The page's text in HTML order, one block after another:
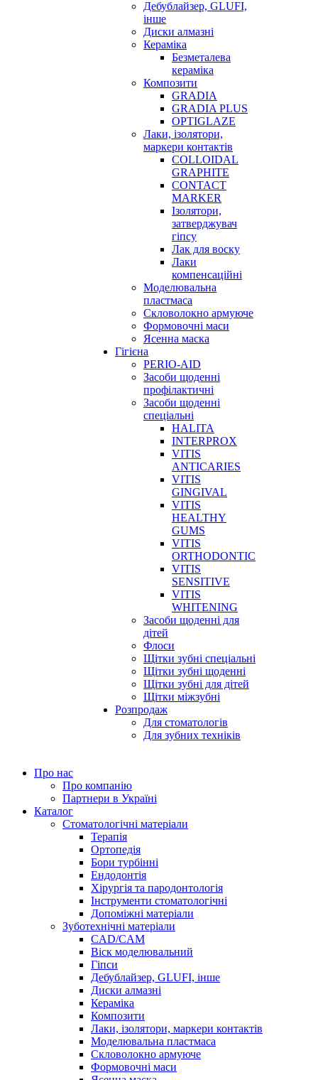
Дебублайзер, GLUFI,
інше
Диски алмазні
Кераміка
Безметалева
кераміка
Композити
GRADIA
GRADIA PLUS
OPTIGLAZE
Лаки, ізолятори,
маркери контактів
COLLOIDAL
GRAPHITE
CONTACT
MARKER
Ізолятори,
затверджувач
гіпсу
Лак для воску
Лаки
компенсаційні
Моделювальна
пластмаса
Скловолокно армуюче
Формовочні маси
Ясенна маска
Гігієна
PERIO-AID
Засоби щоденні
профілактичні
Засоби щоденні
спеціальні
HALITA
INTERPROX
VITIS
ANTICARIES
VITIS
GINGIVAL
VITIS
HEALTHY
GUMS
VITIS
ORTHODONTIC
VITIS
SENSITIVE
VITIS
WHITENING
Засоби щоденні для
дітей
Флоси
Щітки зубні спеціальні
Щітки зубні щоденні
Щітки зубні для дітей
Щітки міжзубні
Розпродаж
Для стоматологів
Для зубних техніків
Про нас
Про компанію
Партнери в Україні
Каталог
Стоматологічні матеріали
Терапія
Ортопедія
Бори турбінні
Ендодонтія
Хірургія та пародонтологія
Інструменти стоматологічні
Допоміжні матеріали
Зуботехнічні матеріали
CAD/CAM
Віск моделювальний
Гіпси
Дебублайзер, GLUFI, інше
Диски алмазні
Кераміка
Композити
Лаки, ізолятори, маркери контактів
Моделювальна пластмаса
Скловолокно армуюче
Формовочні маси